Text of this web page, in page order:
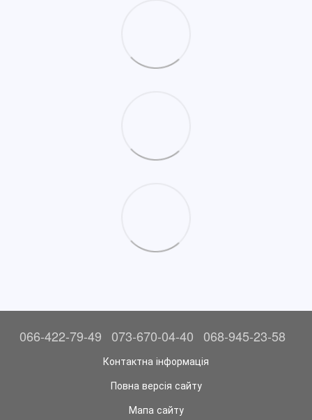
066-422-79-49 073-670-04-40 068-945-23-58
Контактна інформація
Повна версія сайту
Мапа сайту